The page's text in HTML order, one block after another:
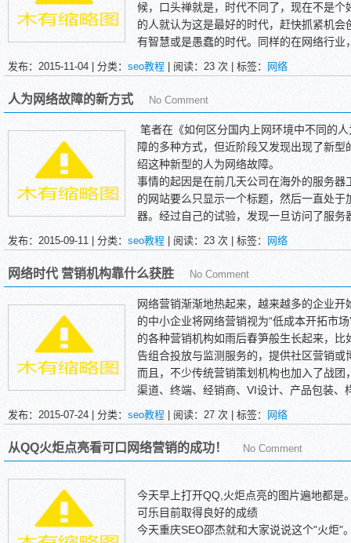
候，口头禅就是，时代不同了，现在不是
的人就认为这是最好的时代，赶快抓紧机
有智慧或是愚蠢的时代。同样的在网络行
时代，而在你认为的坏时代的现在碌碌无
里不断开创出一个又一个的好时代。
发布：2015-11-04 | 分类： seo教程 | 阅读： 23 次 | 标签： 网络
人为网络故障的新方式 No Comment
笔者在《如何区分国内上网环境中不同的
障的多种方式，但近阶段又发现出现了新
绍这种新型的人为网络故障。
事情的起因是在前几天公司在海外的服务
的网站要么只显示一个标题，然后一直处
器。经过自己的试验，发现一旦访问了服
H），五分钟之内便无法和服务器进行通
钟后恢复。而且经常是网页传输到一半就
时候网站要么只显示一个标题，然后一直
的情况。如果五分钟后再次访问服务器上
发布：2015-09-11 | 分类： seo教程 | 阅读： 23 次 | 标签： 网络
网络时代 营销机构靠什么获胜 No Comment
网络营销渐渐地热起来，越来越多的企业
的中小企业将网络营销视为“低成本开拓市
的各种营销机构如雨后春笋般生长起来，
告组合投放与监测服务的，提供社区营销或
而且，不少传统营销策划机构也加入了战
渠道、终端、经销商、VI设计、产品包装
络营销同样赫然在目。当然，这中间还有
司，谁也不想落后，谁都不想被淘汰，谁都
发布：2015-07-24 | 分类： seo教程 | 阅读： 27 次 | 标签： 网络
从QQ火炬点亮看可口网络营销的成功！ No Comment
今天早上打开QQ,火炬点亮的图片遍地都是
可乐目前取得良好的成绩
今天重庆SEO邵杰就和大家说说这个"火炬"